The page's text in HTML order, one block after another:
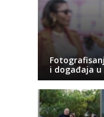
i događaja u